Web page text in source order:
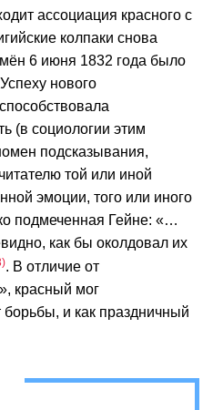
ассоциация красного с
колпаки снова
6 июня 1832 года было
нового
(в социологии этим
подсказывания,
той или иной
эмоции, того или иного
подмеченная Гейне: «…
как бы околдовал их
. В отличие от
красный мог
борьбы, и как праздничный